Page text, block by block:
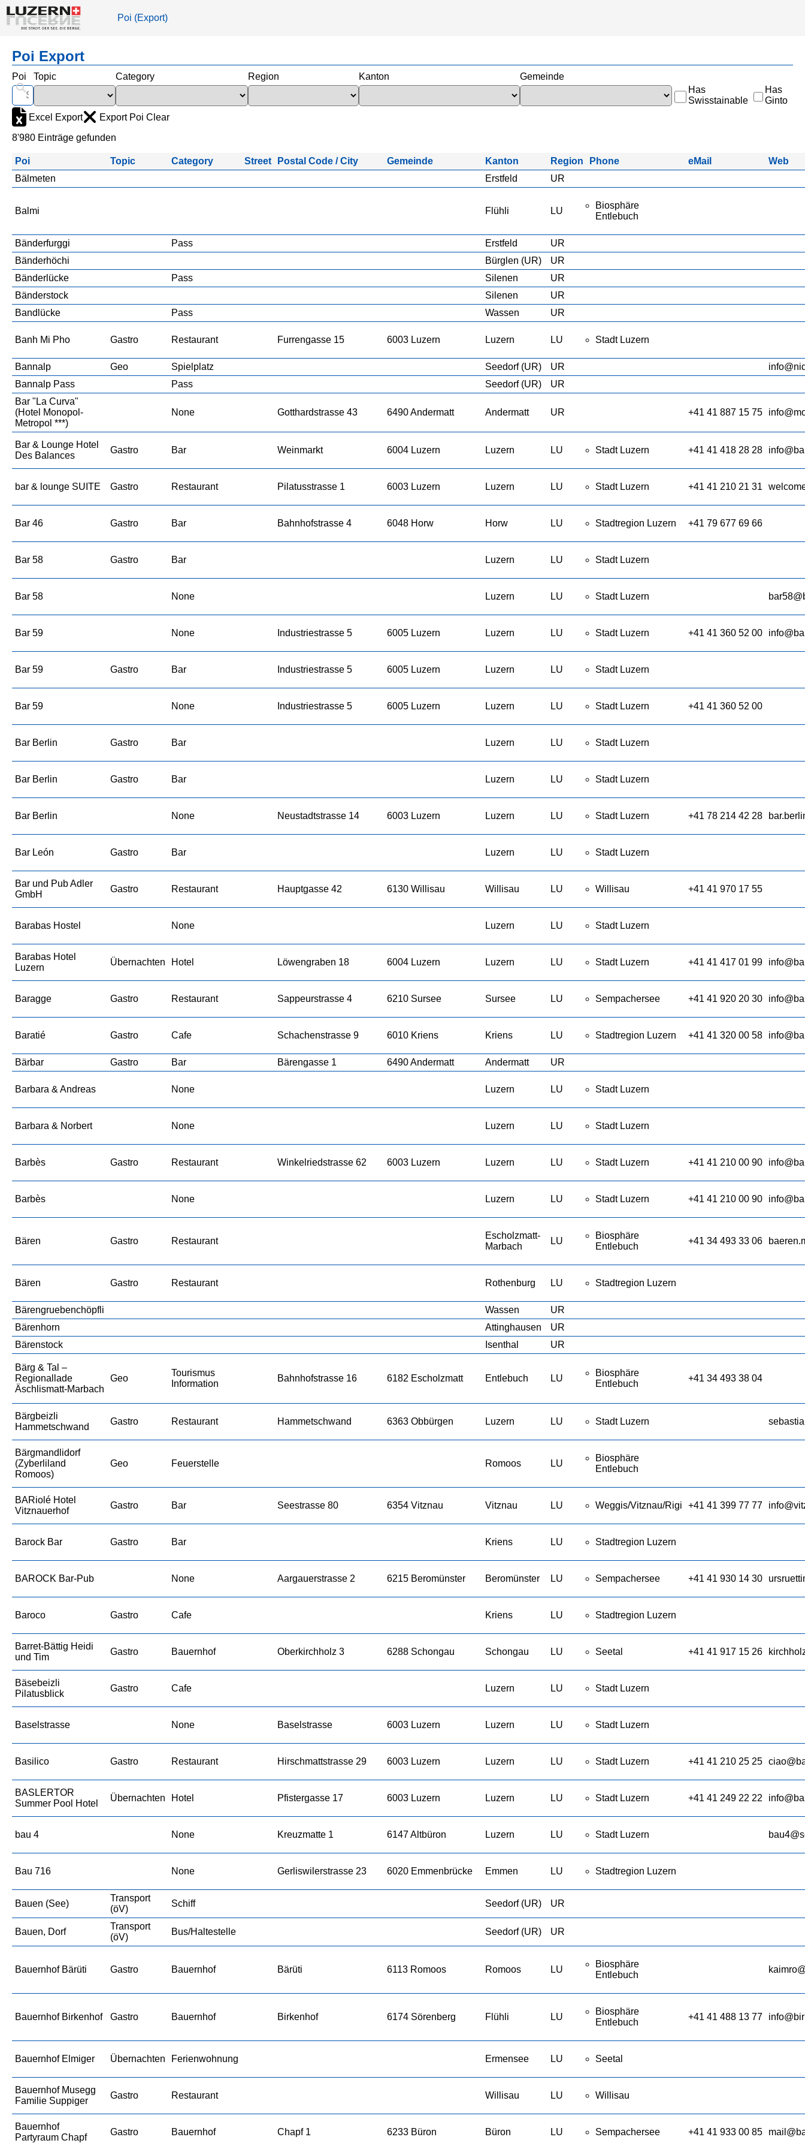
Poi (Export)
Poi Export
Poi Topic Category Region Kanton
Gemeinde
Has
Swisstainable
Has
Ginto
Excel Export
Export Poi Clear
8'980 Einträge gefunden
Poi Topic Category Street Postal Code / City Gemeinde Kanton Region Phone eMail
Web
Bälmeten
Erstfeld UR
Balmi Flühli LU
Biosphäre
Entlebuch
Bänderfurggi Pass Erstfeld
UR
Bänderhöchi
Bürglen (UR)
UR
Bänderlücke
Pass Silenen
UR
Bänderstock
Silenen
UR
Bandlücke
Pass Wassen UR
Banh Mi Pho Gastro Restaurant Furrengasse 15 6003 Luzern Luzern LU Stadt Luzern
Bannalp Geo Spielplatz Seedorf (UR) UR
Bannalp Pass
Pass Seedorf (UR)
UR
Bar "La Curva"
(Hotel Monopol-
Metropol ***)
None Gotthardstrasse 43 6490 Andermatt Andermatt UR +41 41 887 15 75
Bar & Lounge Hotel
Des Balances
Gastro Bar Weinmarkt 6004 Luzern Luzern LU Stadt Luzern +41 41 418 28 28
bar & lounge SUITE Gastro Restaurant Pilatusstrasse 1 6003 Luzern Luzern LU Stadt Luzern +41 41 210 21 31
Bar 46 Gastro Bar Bahnhofstrasse 4 6048 Horw Horw LU Stadtregion Luzern +41 79 677 69 66
Bar 58 Gastro Bar Luzern LU Stadt Luzern
Bar 58 None Luzern LU Stadt Luzern
Bar 59 None Industriestrasse 5 6005 Luzern Luzern LU Stadt Luzern +41 41 360 52 00
Bar 59 Gastro Bar Industriestrasse 5 6005 Luzern Luzern LU Stadt Luzern
Bar 59 None Industriestrasse 5 6005 Luzern Luzern LU Stadt Luzern +41 41 360 52 00
Bar Berlin Gastro Bar Luzern LU Stadt Luzern
Bar Berlin Gastro Bar Luzern LU Stadt Luzern
Bar Berlin None Neustadtstrasse 14 6003 Luzern Luzern LU Stadt Luzern +41 78 214 42 28
Bar León Gastro Bar Luzern LU Stadt Luzern
Bar und Pub Adler
GmbH
Gastro Restaurant Hauptgasse 42 6130 Willisau Willisau LU Willisau +41 41 970 17 55
Barabas Hostel None Luzern LU Stadt Luzern
Barabas Hotel
Luzern
Übernachten Hotel Löwengraben 18 6004 Luzern Luzern LU Stadt Luzern +41 41 417 01 99
Baragge Gastro Restaurant Sappeurstrasse 4 6210 Sursee Sursee LU Sempachersee +41 41 920 20 30
Baratié Gastro Cafe Schachenstrasse 9 6010 Kriens Kriens LU Stadtregion Luzern +41 41 320 00 58
Bärbar Gastro Bar Bärengasse 1 6490 Andermatt Andermatt UR
Barbara & Andreas None Luzern LU Stadt Luzern
Barbara & Norbert None Luzern LU Stadt Luzern
Barbès Gastro Restaurant Winkelriedstrasse 62 6003 Luzern Luzern LU Stadt Luzern +41 41 210 00 90
Barbès None Luzern LU Stadt Luzern +41 41 210 00 90
Bären Gastro Restaurant
Escholzmatt-
Marbach
LU
Biosphäre
Entlebuch
+41 34 493 33 06
Bären Gastro Restaurant Rothenburg LU Stadtregion Luzern
Bärengruebenchöpfli Wassen
UR
Bärenhorn
Attinghausen
UR
Bärenstock
Isenthal UR
Bärg & Tal –
Regionallade
Äschlismatt-Marbach
Geo
Tourismus
Information
Bahnhofstrasse 16 6182 Escholzmatt Entlebuch LU
Biosphäre
Entlebuch
+41 34 493 38 04
Bärgbeizli
Hammetschwand
Gastro Restaurant Hammetschwand 6363 Obbürgen Luzern LU Stadt Luzern
Bärgmandlidorf
(Zyberliland
Romoos)
Geo Feuerstelle Romoos LU
Biosphäre
Entlebuch
BARiolé Hotel
Vitznauerhof
Gastro Bar Seestrasse 80 6354 Vitznau Vitznau LU Weggis/Vitznau/Rigi +41 41 399 77 77
Barock Bar Gastro Bar Kriens LU Stadtregion Luzern
BAROCK Bar-Pub None Aargauerstrasse 2 6215 Beromünster Beromünster LU Sempachersee +41 41 930 14 30
Baroco Gastro Cafe Kriens LU Stadtregion Luzern
Barret-Bättig Heidi
und Tim
Gastro Bauernhof Oberkirchholz 3 6288 Schongau Schongau LU Seetal +41 41 917 15 26
Bäsebeizli
Pilatusblick
Gastro Cafe Luzern LU Stadt Luzern
Baselstrasse None Baselstrasse 6003 Luzern Luzern LU Stadt Luzern
Basilico Gastro Restaurant Hirschmattstrasse 29 6003 Luzern Luzern LU Stadt Luzern +41 41 210 25 25
BASLERTOR
Summer Pool Hotel
Übernachten Hotel Pfistergasse 17 6003 Luzern Luzern LU Stadt Luzern +41 41 249 22 22
bau 4 None Kreuzmatte 1 6147 Altbüron Luzern LU Stadt Luzern
Bau 716 None Gerliswilerstrasse 23 6020 Emmenbrücke Emmen LU Stadtregion Luzern
Bauen (See)
Transport
(öV)
Schiff Seedorf (UR) UR
Bauen, Dorf
Transport
(öV)
Bus/Haltestelle Seedorf (UR) UR
Bauernhof Bärüti Gastro Bauernhof Bärüti 6113 Romoos Romoos LU
Biosphäre
Entlebuch
Bauernhof Birkenhof Gastro Bauernhof Birkenhof 6174 Sörenberg Flühli LU
Biosphäre
Entlebuch
+41 41 488 13 77
Bauernhof Elmiger Übernachten Ferienwohnung Ermensee LU Seetal
Bauernhof Musegg
Familie Suppiger
Gastro Restaurant Willisau LU Willisau
Bauernhof
Partyraum Chapf
Gastro Bauernhof Chapf 1 6233 Büron Büron LU Sempachersee +41 41 933 00 85